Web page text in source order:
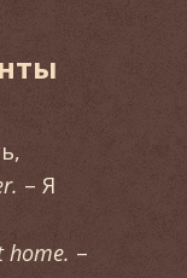
– Я
home. –